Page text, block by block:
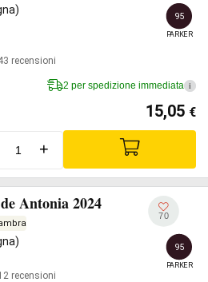
recensioni
95
PARKER
2 per spedizione immediata i
15,05 €
+
Antonia 2024
recensioni
70
95
PARKER